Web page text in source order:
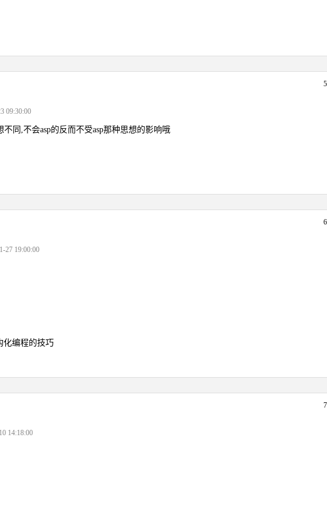
09:30:00
不同,不会asp的反而不受asp那种思想的影响哦
27 19:00:00
化编程的技巧
14:18:00